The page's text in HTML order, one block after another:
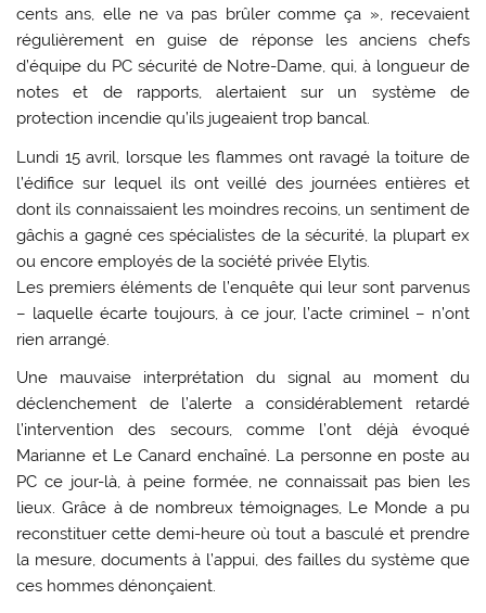
cents ans, elle ne va pas brûler comme ça », recevaient
régulièrement en guise de réponse les anciens chefs
d’équipe du PC sécurité de Notre-Dame, qui, à longueur de
notes et de rapports, alertaient sur un système de
protection incendie qu’ils jugeaient trop bancal.
Lundi 15 avril, lorsque les flammes ont ravagé la toiture de
l’édifice sur lequel ils ont veillé des journées entières et
dont ils connaissaient les moindres recoins, un sentiment de
gâchis a gagné ces spécialistes de la sécurité, la plupart ex
ou encore employés de la société privée Elytis.
Les premiers éléments de l’enquête qui leur sont parvenus
– laquelle écarte toujours, à ce jour, l’acte criminel – n’ont
rien arrangé.
Une mauvaise interprétation du signal au moment du
déclenchement de l’alerte a considérablement retardé
l’intervention des secours, comme l’ont déjà évoqué
Marianne et Le Canard enchaîné. La personne en poste au
PC ce jour-là, à peine formée, ne connaissait pas bien les
lieux. Grâce à de nombreux témoignages, Le Monde a pu
reconstituer cette demi-heure où tout a basculé et prendre
la mesure, documents à l’appui, des failles du système que
ces hommes dénonçaient.